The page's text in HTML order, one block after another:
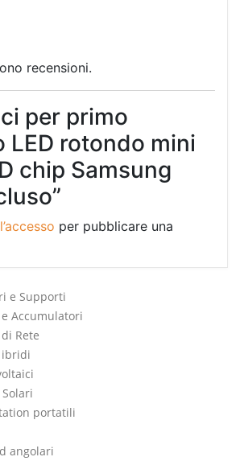
recensioni.
per primo
LED rotondo mini
chip Samsung
per pubblicare una
e Supporti
Accumulatori
Rete
ibridi
portatili
angolari